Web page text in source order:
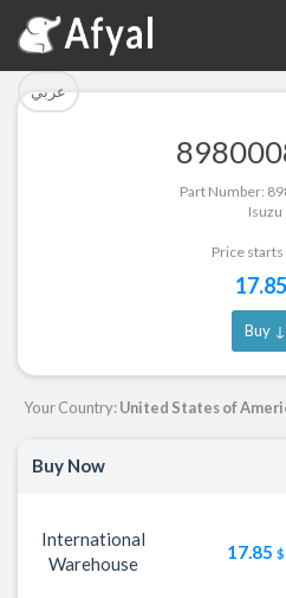
عربي
Part Number:
Isuzu
Price
17.85
Buy ↓
Your Country:United States of
Buy Now
International
Warehouse
17.85 $
Part
للسلة
Part